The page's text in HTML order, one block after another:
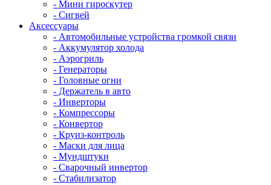
- Мини гироскутер
- Сигвей
Аксессуары
- Автомобильные устройства громкой связи
- Аккумулятор холода
- Аэрогриль
- Генераторы
- Головные огни
- Держатель в авто
- Инверторы
- Компрессоры
- Конвертор
- Круиз-контроль
- Маски для лица
- Мундштуки
- Сварочный инвертор
- Стабилизатор